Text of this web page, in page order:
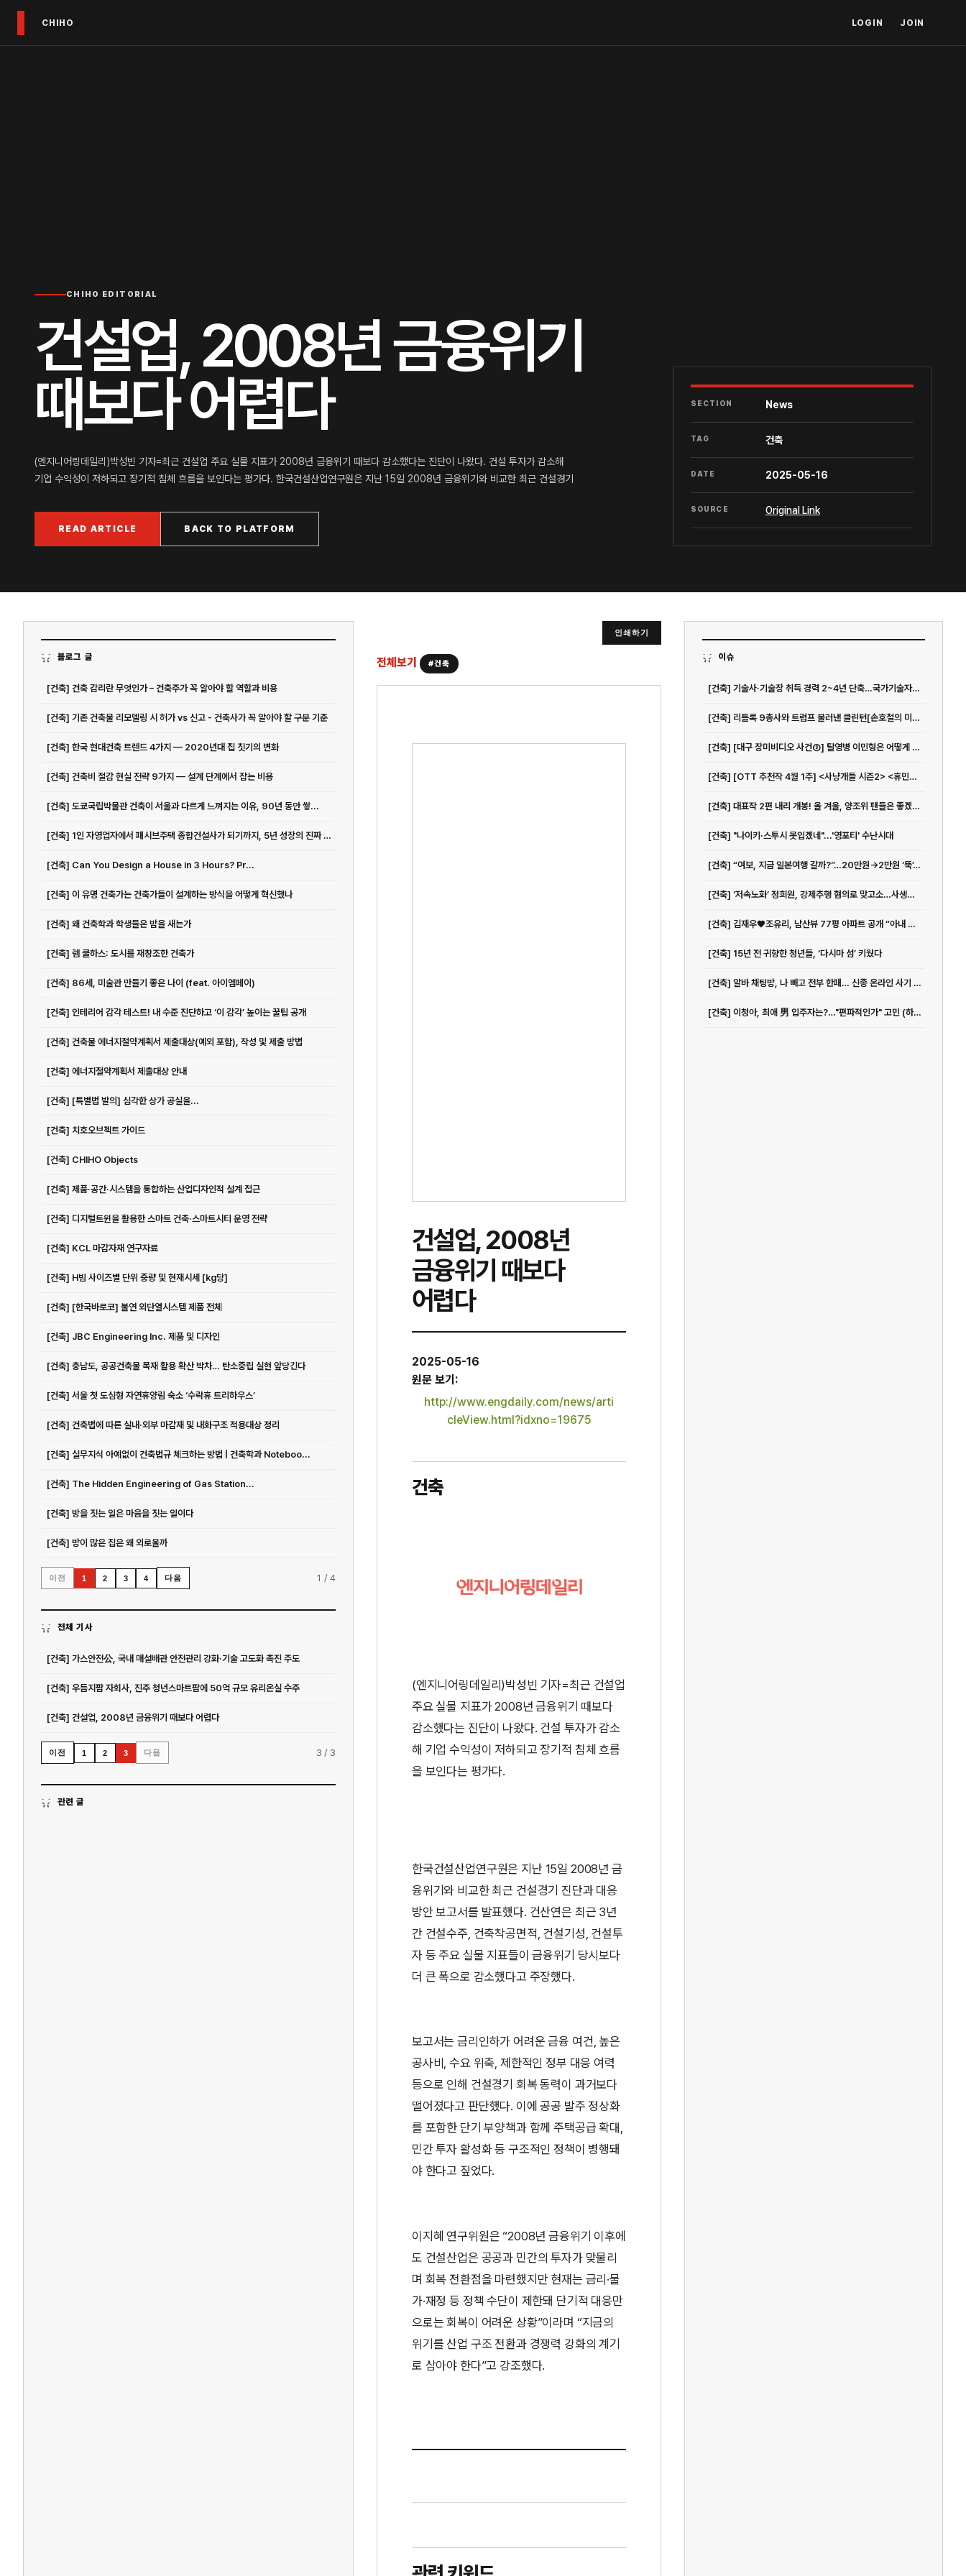
CHIHO LOGIN JOIN
CHIHO EDITORIAL
건설업, 2008년 금융위기
때보다 어렵다
(엔지니어링데일리)박성빈 기자=최근 건설업 주요 실물 지표가 2008년 금융위기 때보다 감소했다는 진단이 나왔다. 건설 투자가 감소해
기업 수익성이 저하되고 장기적 침체 흐름을 보인다는 평가다. 한국건설산업연구원은 지난 15일 2008년 금융위기와 비교한 최근 건설경기
READ ARTICLE BACK TO PLATFORM
SECTION News
TAG 건축
DATE 2025-05-16
SOURCE Original Link
블로그 글
[건축] 건축 감리란 무엇인가 – 건축주가 꼭 알아야 할 역할과 비용
[건축] 기존 건축물 리모델링 시 허가 vs 신고 - 건축사가 꼭 알아야 할 구분 기준
[건축] 한국 현대건축 트렌드 4가지 — 2020년대 집 짓기의 변화
[건축] 건축비 절감 현실 전략 9가지 — 설계 단계에서 잡는 비용
[건축] 도쿄국립박물관 건축이 서울과 다르게 느껴지는 이유, 90년 동안 쌓...
[건축] 1인 자영업자에서 패시브주택 종합건설사가 되기까지, 5년 성장의 진짜 의미
[건축] Can You Design a House in 3 Hours? Pr...
[건축] 이 유명 건축가는 건축가들이 설계하는 방식을 어떻게 혁신했나
[건축] 왜 건축학과 학생들은 밤을 새는가
[건축] 렘 쿨하스: 도시를 재창조한 건축가
[건축] 86세, 미술관 만들기 좋은 나이 (feat. 아이엠페이)
[건축] 인테리어 감각 테스트! 내 수준 진단하고 ‘이 감각’ 높이는 꿀팁 공개
[건축] 건축물 에너지절약계획서 제출대상(예외 포함), 작성 및 제출 방법
[건축] 에너지절약계획서 제출대상 안내
[건축] [특별법 발의] 심각한 상가 공실을...
[건축] 치호오브젝트 가이드
[건축] CHIHO Objects
[건축] 제품·공간·시스템을 통합하는 산업디자인적 설계 접근
[건축] 디지털트윈을 활용한 스마트 건축·스마트시티 운영 전략
[건축] KCL 마감자재 연구자료
[건축] H빔 사이즈별 단위 중량 및 현재시세 [kg당]
[건축] [한국바로코] 불연 외단열시스템 제품 전체
[건축] JBC Engineering Inc. 제품 및 디자인
[건축] 충남도, 공공건축물 목재 활용 확산 박차… 탄소중립 실현 앞당긴다
[건축] 서울 첫 도심형 자연휴양림 숙소 ‘수락휴 트리하우스’
[건축] 건축법에 따른 실내·외부 마감재 및 내화구조 적용대상 정리
[건축] 실무지식 아예없이 건축법규 체크하는 방법 | 건축학과 Noteboo...
[건축] The Hidden Engineering of Gas Station...
[건축] 방을 짓는 일은 마음을 짓는 일이다
[건축] 방이 많은 집은 왜 외로울까
이전 1 2 3 4 다음 1 /4
전체 기사
[건축] 가스안전公, 국내 매설배관 안전관리 강화·기술 고도화 촉진 주도
[건축] 우듬지팜 자회사, 진주 청년스마트팜에 50억 규모 유리온실 수주
[건축] 건설업, 2008년 금융위기 때보다 어렵다
이전 1 2 3 다음 3 / 3
관련 글
인쇄하기
전체보기 #건축
건설업, 2008년
금융위기 때보다
어렵다
2025-05-16
원문 보기:
http://www.engdaily.com/news/arti
cleView.html?idxno=19675
건축
(엔지니어링데일리)박성빈 기자=최근 건설업
주요 실물 지표가 2008년 금융위기 때보다
감소했다는 진단이 나왔다. 건설 투자가 감소
해 기업 수익성이 저하되고 장기적 침체 흐름
을 보인다는 평가다.
한국건설산업연구원은 지난 15일 2008년 금
융위기와 비교한 최근 건설경기 진단과 대응
방안 보고서를 발표했다. 건산연은 최근 3년
간 건설수주, 건축착공면적, 건설기성, 건설투
자 등 주요 실물 지표들이 금융위기 당시보다
더 큰 폭으로 감소했다고 주장했다.
보고서는 금리인하가 어려운 금융 여건, 높은
공사비, 수요 위축, 제한적인 정부 대응 여력
등으로 인해 건설경기 회복 동력이 과거보다
떨어졌다고 판단했다. 이에 공공 발주 정상화
를 포함한 단기 부양책과 함께 주택공급 확대,
민간 투자 활성화 등 구조적인 정책이 병행돼
야 한다고 짚었다.
이지혜 연구위원은 “2008년 금융위기 이후에
도 건설산업은 공공과 민간의 투자가 맞물리
며 회복 전환점을 마련했지만 현재는 금리·물
가·재정 등 정책 수단이 제한돼 단기적 대응만
으로는 회복이 어려운 상황”이라며 “지금의
위기를 산업 구조 전환과 경쟁력 강화의 계기
로 삼아야 한다”고 강조했다.
이슈
[건축] 기술사·기술장 취득 경력 2~4년 단축…국가기술자격 응시자격 다양화 | 아주경제
[건축] 리틀록 9총사와 트럼프 불러낸 클린턴[손호철의 미국사 뒤집어보기](32)
[건축] [대구 장미비디오 사건③] 탈영병 이민형은 어떻게 살인범이 됐나
[건축] [OTT 추천작 4월 1주] <사냥개들 시즌2> <휴민트> <엑스오, 키티 3> <아바...
[건축] 대표작 2편 내리 개봉! 올 겨울, 양조위 팬들은 좋겠네 - 아시아투데이
[건축] "나이키·스투시 못입겠네"...'영포티' 수난시대
[건축] “여보, 지금 일본여행 갈까?”…20만원→2만원 ‘뚝’, 관광지 호텔비 급감한 이유가
[건축] ‘저속노화’ 정희원, 강제추행 혐의로 맞고소…사생활 논란 확산
[건축] 김재우♥조유리, 남산뷰 77평 아파트 공개 “아내 위한 인테리어, 침대는 따로”(행가집)
[건축] 15년 전 귀향한 청년들, ‘다시마 섬’ 키웠다
[건축] 알바 채팅방, 나 빼고 전부 한패… 신종 온라인 사기 극성
[건축] 이청아, 최애 男 입주자는?…"편파적인가" 고민 (하트페어링)